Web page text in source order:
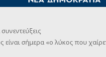
συνεντεύξεις
είναι σήμερα «ο λύκος που